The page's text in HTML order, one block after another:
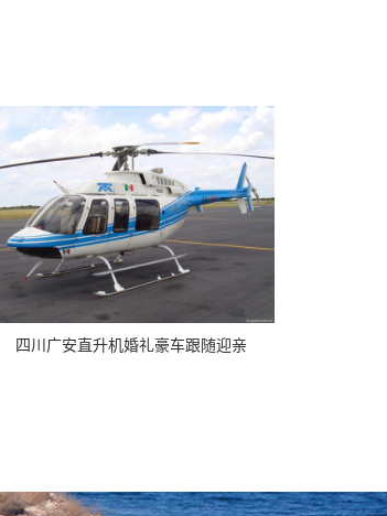
四川广安直升机婚礼豪车跟随迎亲